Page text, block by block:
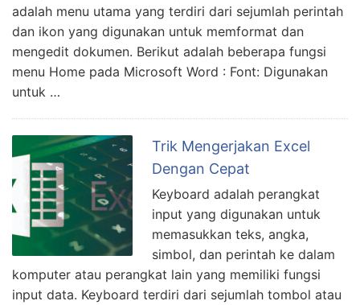
adalah menu utama yang terdiri dari sejumlah perintah
dan ikon yang digunakan untuk memformat dan
mengedit dokumen. Berikut adalah beberapa fungsi
menu Home pada Microsoft Word : Font: Digunakan
untuk …
Trik Mengerjakan Excel
Dengan Cepat
Keyboard adalah perangkat
input yang digunakan untuk
memasukkan teks, angka,
simbol, dan perintah ke dalam
komputer atau perangkat lain yang memiliki fungsi
input data. Keyboard terdiri dari sejumlah tombol atau